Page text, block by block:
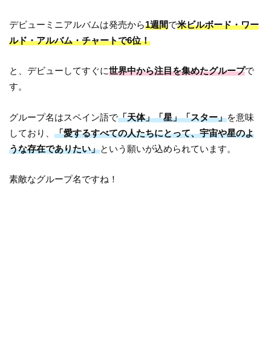
デビューミニアルバムは発売から1週間で米ビルボード・ワー
ルド・アルバム・チャートで6位！
と、デビューしてすぐに世界中から注目を集めたグループで
す。
グループ名はスペイン語で「天体」「星」「スター」を意味
しており、「愛するすべての人たちにとって、宇宙や星のよ
うな存在でありたい」という願いが込められています。
素敵なグループ名ですね！